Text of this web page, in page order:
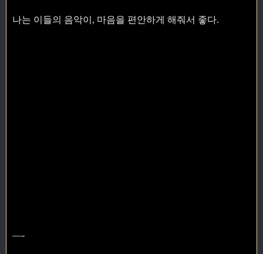
나는 이들의 음악이, 마음을 편안하게 해줘서 좋다.
—-